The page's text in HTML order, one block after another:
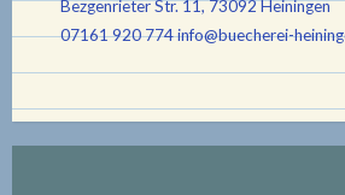
Bezgenrieter Str. 11, 73092 Heiningen
07161 920 774info@buecherei-